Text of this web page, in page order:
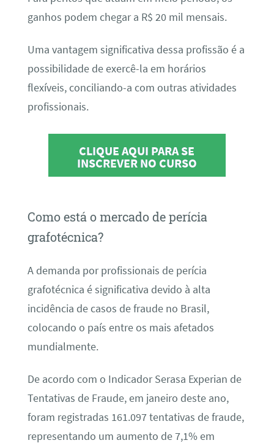
ganhos podem chegar a R$ 20 mil mensais.
Uma vantagem significativa dessa profissão é a
possibilidade de exercê-la em horários
flexíveis, conciliando-a com outras atividades
profissionais.
CLIQUE AQUI PARA SE
INSCREVER NO CURSO
Como está o mercado de perícia
grafotécnica?
A demanda por profissionais de perícia
grafotécnica é significativa devido à alta
incidência de casos de fraude no Brasil,
colocando o país entre os mais afetados
mundialmente.
De acordo com o Indicador Serasa Experian de
Tentativas de Fraude, em janeiro deste ano,
foram registradas 161.097 tentativas de fraude,
representando um aumento de 7,1% em